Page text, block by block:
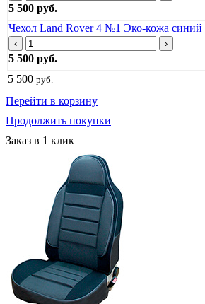
5 500 руб.
Чехол Land Rover 4 №1 Эко-кожа синий
‹ ›
5 500 руб.
5 500 руб.
Перейти в корзину
Продолжить покупки
Заказ в 1 клик